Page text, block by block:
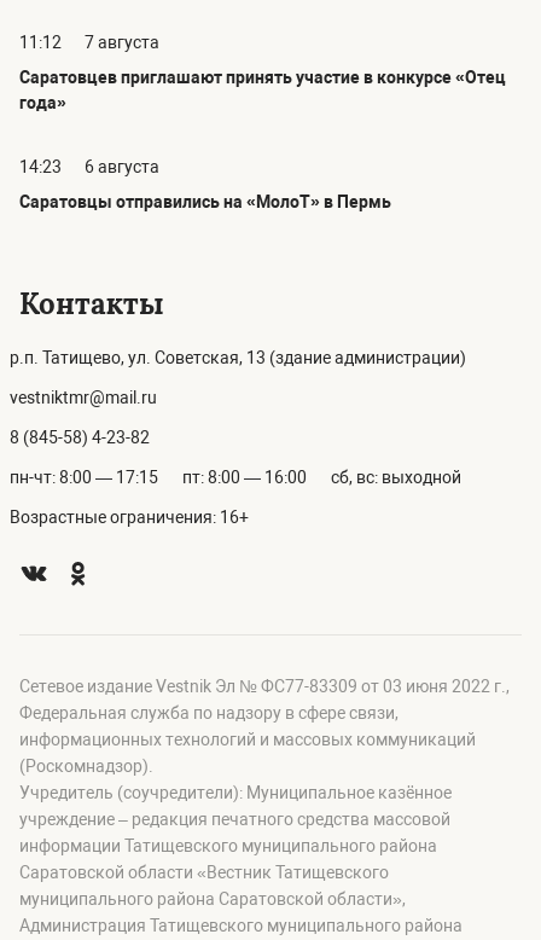
11:12
7 августа
Саратовцев приглашают принять участие в конкурсе «Отец
года»
14:23
6 августа
Саратовцы отправились на «МолоТ» в Пермь
Контакты
р.п. Татищево, ул. Советская, 13 (здание администрации)
vestniktmr@mail.ru
8 (845-58) 4-23-82
пн-чт: 8:00 — 17:15 пт: 8:00 — 16:00 сб, вс: выходной
Возрастные ограничения: 16+
Сетевое издание Vestnik Эл № ФС77-83309 от 03 июня 2022 г.,
Федеральная служба по надзору в сфере связи,
информационных технологий и массовых коммуникаций
(Роскомнадзор).
Учредитель (соучредители): Муниципальное казённое
учреждение – редакция печатного средства массовой
информации Татищевского муниципального района
Саратовской области «Вестник Татищевского
муниципального района Саратовской области»,
Администрация Татищевского муниципального района